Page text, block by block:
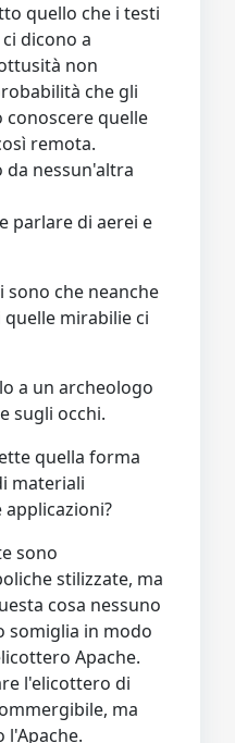
quello che i testi
dicono a
non
che gli
quelle
remota.
da nessun'altra
parlare di aerei e
sono che neanche
mirabilie ci
a un archeologo
sugli occhi.
quella forma
materiali
sono
stilizzate, ma
cosa nessuno
somiglia in modo
Apache.
l'elicottero di
ma
l'Apache.